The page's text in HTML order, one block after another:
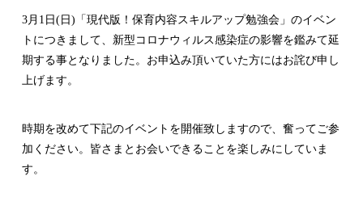
3月1日(日)「現代版！保育内容スキルアップ勉強会」のイベン
トにつきまして、新型コロナウィルス感染症の影響を鑑みて延
期する事となりました。お申込み頂いていた方にはお詫び申し
上げます。
時期を改めて下記のイベントを開催致しますので、奮ってご参
加ください。皆さまとお会いできることを楽しみにしていま
す。